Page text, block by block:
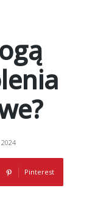
Pinterest